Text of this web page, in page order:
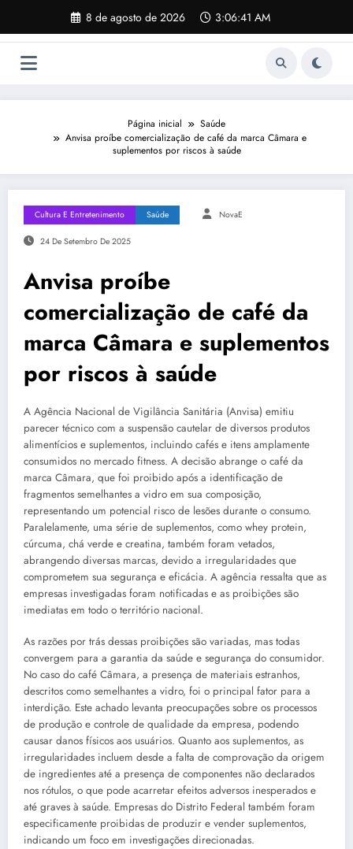
o
8 de agosto de 2026 3:06:42 AM
Página inicial
Saúde
Anvisa proíbe comercialização de café da marca Câmara e
suplementos por riscos à saúde
Cultura E Entretenimento Saúde NovaE
24 De Setembro De 2025
Anvisa proíbe
comercialização de café da
marca Câmara e suplementos
por riscos à saúde
A Agência Nacional de Vigilância Sanitária (Anvisa) emitiu
parecer técnico com a suspensão cautelar de diversos produtos
alimentícios e suplementos, incluindo cafés e itens amplamente
consumidos no mercado fitness. A decisão abrange o café da
marca Câmara, que foi proibido após a identificação de
fragmentos semelhantes a vidro em sua composição,
representando um potencial risco de lesões durante o consumo.
Paralelamente, uma série de suplementos, como whey protein,
cúrcuma, chá verde e creatina, também foram vetados,
abrangendo diversas marcas, devido a irregularidades que
comprometem sua segurança e eficácia. A agência ressalta que as
empresas investigadas foram notificadas e as proibições são
imediatas em todo o território nacional.
As razões por trás dessas proibições são variadas, mas todas
convergem para a garantia da saúde e segurança do consumidor.
No caso do café Câmara, a presença de materiais estranhos,
descritos como semelhantes a vidro, foi o principal fator para a
interdição. Este achado levanta preocupações sobre os processos
de produção e controle de qualidade da empresa, podendo
causar danos físicos aos usuários. Quanto aos suplementos, as
irregularidades incluem desde a falta de comprovação da origem
de ingredientes até a presença de componentes não declarados
nos rótulos, o que pode acarretar efeitos adversos inesperados e
até graves à saúde. Empresas do Distrito Federal também foram
especificamente proibidas de produzir e vender suplementos,
indicando um foco em investigações direcionadas.